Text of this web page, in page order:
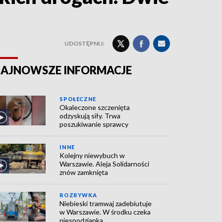
UDOSTĘPNIJ:
INFORMACJE
SPOŁECZNE
Okaleczone szczenięta
odzyskują siły. Trwa
poszukiwanie sprawcy
INNE
Kolejny niewybuch w
Warszawie. Aleja Solidarności
znów zamknięta
ROZRYWKA
Niebieski tramwaj zadebiutuje
w Warszawie. W środku czeka
niespodzianka